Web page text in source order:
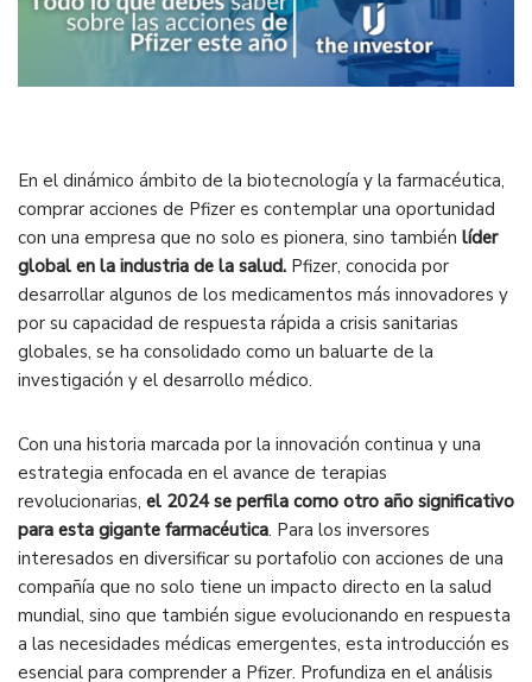
En el dinámico ámbito de la biotecnología y la farmacéutica,
comprar acciones de Pfizer es contemplar una oportunidad
con una empresa que no solo es pionera, sino también líder
global en la industria de la salud. Pfizer, conocida por
desarrollar algunos de los medicamentos más innovadores y
por su capacidad de respuesta rápida a crisis sanitarias
globales, se ha consolidado como un baluarte de la
investigación y el desarrollo médico.
Con una historia marcada por la innovación continua y una
estrategia enfocada en el avance de terapias
revolucionarias, el 2024 se perfila como otro año significativo
para esta gigante farmacéutica. Para los inversores
interesados en diversificar su portafolio con acciones de una
compañía que no solo tiene un impacto directo en la salud
mundial, sino que también sigue evolucionando en respuesta
a las necesidades médicas emergentes, esta introducción es
esencial para comprender a Pfizer. Profundiza en el análisis